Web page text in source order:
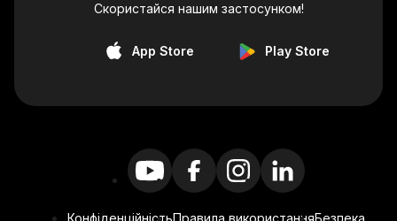
Скористайся нашим застосунком!
App Store Play Store
КонфіденційністьПравила використанняБезпека